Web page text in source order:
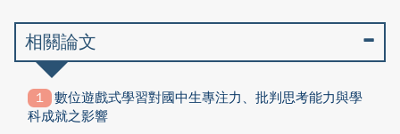
相關論文
數位遊戲式學習對國中生專注力、批判思考能力與學
科成就之影響